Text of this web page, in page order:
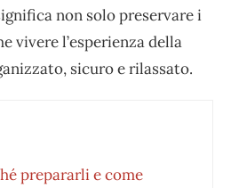
non solo preservare i
vivere l’esperienza della
sicuro e rilassato.
prepararli e come